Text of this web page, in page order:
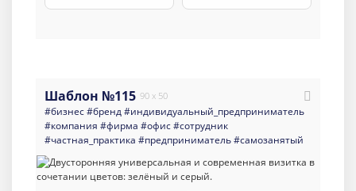
Шаблон №115 90 x 50
#бизнес#бренд#индивидуальный_предприниматель
#компания #фирма #офис#сотрудник
#частная_практика #предприниматель#самозанятый